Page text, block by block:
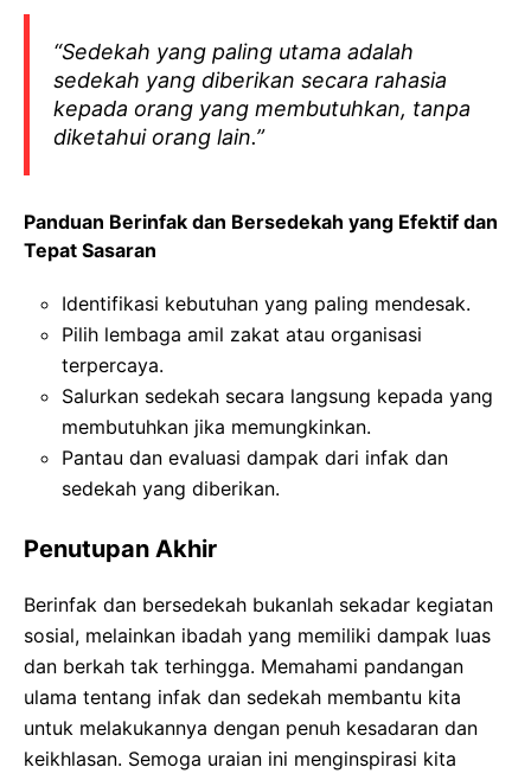
“Sedekah yang paling utama adalah
sedekah yang diberikan secara rahasia
kepada orang yang membutuhkan, tanpa
diketahui orang lain.”
Panduan Berinfak dan Bersedekah yang Efektif dan
Tepat Sasaran
Identifikasi kebutuhan yang paling mendesak.
Pilih lembaga amil zakat atau organisasi
terpercaya.
Salurkan sedekah secara langsung kepada yang
membutuhkan jika memungkinkan.
Pantau dan evaluasi dampak dari infak dan
sedekah yang diberikan.
Penutupan Akhir
Berinfak dan bersedekah bukanlah sekadar kegiatan
sosial, melainkan ibadah yang memiliki dampak luas
dan berkah tak terhingga. Memahami pandangan
ulama tentang infak dan sedekah membantu kita
untuk melakukannya dengan penuh kesadaran dan
keikhlasan. Semoga uraian ini menginspirasi kita